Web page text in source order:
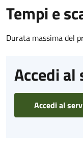
Tempi e
Durata massima del
Accedi al
Accedi al